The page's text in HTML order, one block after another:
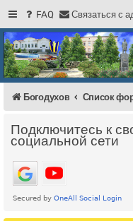
FAQ Связаться с а
Регистрация
Форум
Богодухов
Богодухов Список
Подключитесь к
социальной сети